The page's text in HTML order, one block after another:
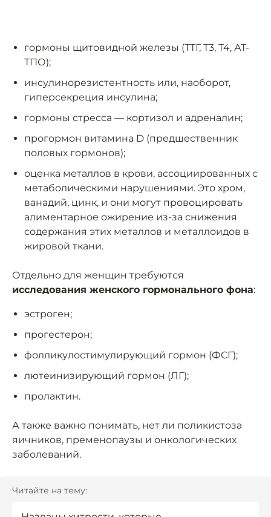
гормоны щитовидной железы (ТТГ, Т3, Т4, АТ-
ТПО);
инсулинорезистентность или, наоборот,
гиперсекреция инсулина;
гормоны стресса — кортизол и адреналин;
прогормон витамина D (предшественник
половых гормонов);
оценка металлов в крови, ассоциированных с
метаболическими нарушениями. Это хром,
ванадий, цинк, и они могут провоцировать
алиментарное ожирение из-за снижения
содержания этих металлов и металлоидов в
жировой ткани.
Отдельно для женщин требуются
исследования женского гормонального фона:
эстроген;
прогестерон;
фолликулостимулирующий гормон (ФСГ);
лютеинизирующий гормон (ЛГ);
пролактин.
А также важно понимать, нет ли поликистоза
яичников, пременопаузы и онкологических
заболеваний.
Читайте на тему: